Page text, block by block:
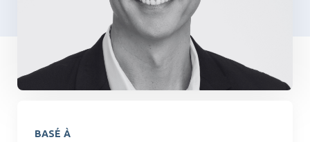
BASÉ À